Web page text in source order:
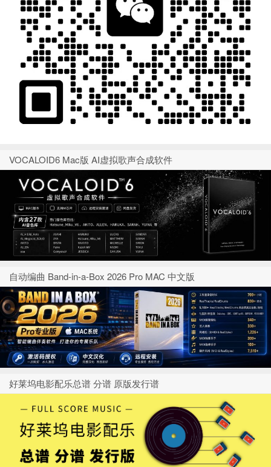
VOCALOID6 Mac版 AI虚拟歌声合成软件
自动编曲 Band-in-a-Box 2026 Pro MAC 中文版
好莱坞电影配乐总谱 分谱 原版发行谱